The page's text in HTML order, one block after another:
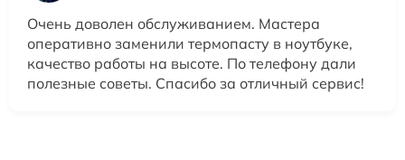
Очень доволен обслуживанием. Мастера
оперативно заменили термопасту в ноутбуке,
качество работы на высоте. По телефону дали
полезные советы. Спасибо за отличный сервис!